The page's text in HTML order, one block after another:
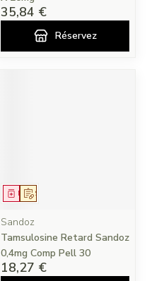
35,84 €
Réservez
Sur prescription
Médicament
Sandoz
Tamsulosine Retard Sandoz
0,4mg Comp Pell 30
18,27 €